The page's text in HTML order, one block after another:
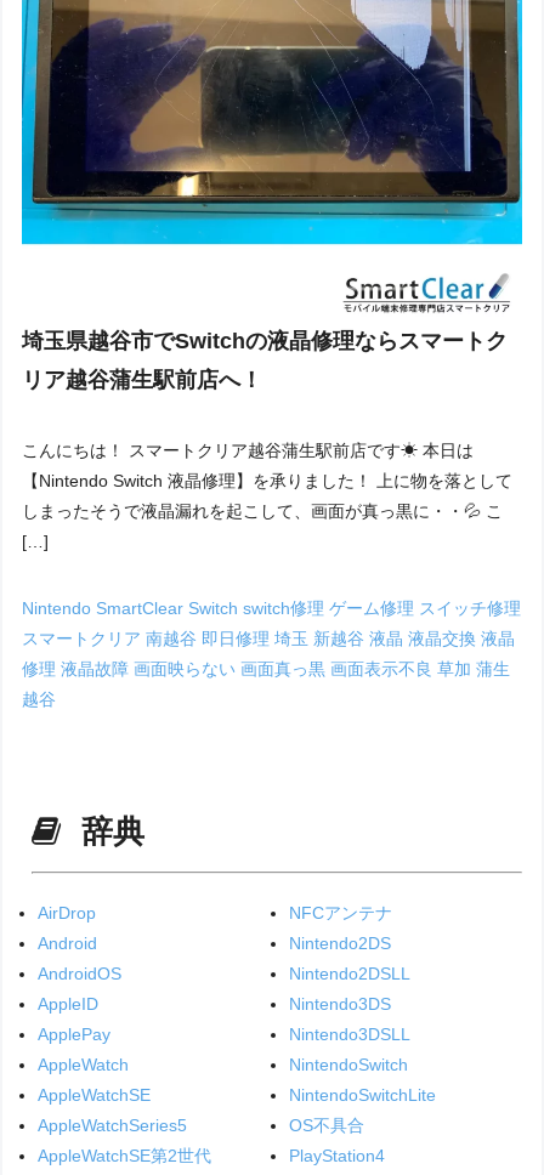
埼玉県越谷市でSwitchの液晶修理ならスマートク
リア越谷蒲生駅前店へ！
こんにちは！ スマートクリア越谷蒲生駅前店です☀ 本日は
【Nintendo Switch 液晶修理】を承りました！ 上に物を落として
しまったそうで液晶漏れを起こして、画面が真っ黒に・・💦 こ
[…]
Nintendo SmartClear Switchswitch修理ゲーム修理 スイッチ修理
スマートクリア南越谷 即日修理埼玉 新越谷液晶液晶交換液晶
修理液晶故障画面映らない画面真っ黒画面表示不良草加蒲生
越谷
辞典
AirDrop
Android
AndroidOS
AppleID
ApplePay
AppleWatch
AppleWatchSE
AppleWatchSeries5
AppleWatchSE第2世代
NFCアンテナ
Nintendo2DS
Nintendo2DSLL
Nintendo3DS
Nintendo3DSLL
NintendoSwitch
NintendoSwitchLite
OS不具合
PlayStation4